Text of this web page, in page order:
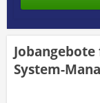
System-